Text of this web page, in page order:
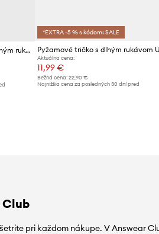
Detská bavlnená košeľa s dlhým rukávom United Colors of Benetton
*EXTRA -5 % s kódom: SALE
Aktuálna cena:
11,99 €
Bežná cena:22,90 €
Najnižšia cena za posledných 30 dní pred
pri každom nákupe. V Answear